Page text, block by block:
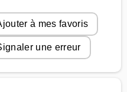
à mes favoris
une erreur